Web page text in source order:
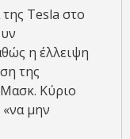
Tesla στο
η έλλειψη
της
Κύριο
«να μην